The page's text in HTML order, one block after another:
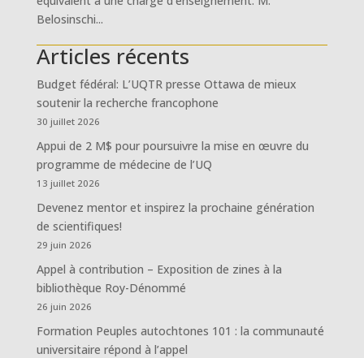
Belosinschi...
Articles récents
Budget fédéral: L’UQTR presse Ottawa de mieux
soutenir la recherche francophone
30 juillet 2026
Appui de 2 M$ pour poursuivre la mise en œuvre du
programme de médecine de l’UQ
13 juillet 2026
Devenez mentor et inspirez la prochaine génération
de scientifiques!
29 juin 2026
Appel à contribution – Exposition de zines à la
bibliothèque Roy-Dénommé
26 juin 2026
Formation Peuples autochtones 101 : la communauté
universitaire répond à l’appel